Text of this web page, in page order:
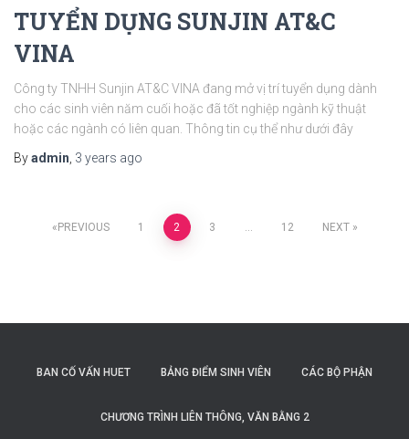
TUYỂN DỤNG SUNJIN AT&C
VINA
Công ty TNHH Sunjin AT&C VINA đang mở vị trí tuyển dụng dành
cho các sinh viên năm cuối hoặc đã tốt nghiệp ngành kỹ thuật
hoặc các ngành có liên quan. Thông tin cụ thể như dưới đây
Byadmin, 3 years ago
PostsPREVIOUS 1 2 3 … 12 NEXT
BAN CỐ VẤN HUET BẢNG ĐIỂM SINH VIÊN CÁC BỘ PHẬN
CHƯƠNG TRÌNH LIÊN THÔNG, VĂN BẰNG 2